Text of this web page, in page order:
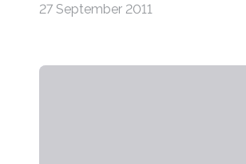
27 September 2011